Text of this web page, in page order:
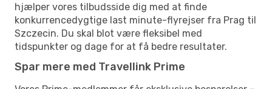
hjælper vores tilbudsside dig med at finde
konkurrencedygtige last minute-flyrejser fra Prag til
Szczecin. Du skal blot være fleksibel med
tidspunkter og dage for at få bedre resultater.
Spar mere med Travellink Prime